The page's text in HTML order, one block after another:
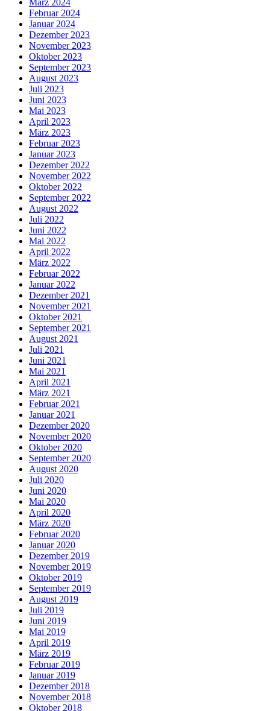
März 2024
Februar 2024
Januar 2024
Dezember 2023
November 2023
Oktober 2023
September 2023
August 2023
Juli 2023
Juni 2023
Mai 2023
April 2023
März 2023
Februar 2023
Januar 2023
Dezember 2022
November 2022
Oktober 2022
September 2022
August 2022
Juli 2022
Juni 2022
Mai 2022
April 2022
März 2022
Februar 2022
Januar 2022
Dezember 2021
November 2021
Oktober 2021
September 2021
August 2021
Juli 2021
Juni 2021
Mai 2021
April 2021
März 2021
Februar 2021
Januar 2021
Dezember 2020
November 2020
Oktober 2020
September 2020
August 2020
Juli 2020
Juni 2020
Mai 2020
April 2020
März 2020
Februar 2020
Januar 2020
Dezember 2019
November 2019
Oktober 2019
September 2019
August 2019
Juli 2019
Juni 2019
Mai 2019
April 2019
März 2019
Februar 2019
Januar 2019
Dezember 2018
November 2018
Oktober 2018